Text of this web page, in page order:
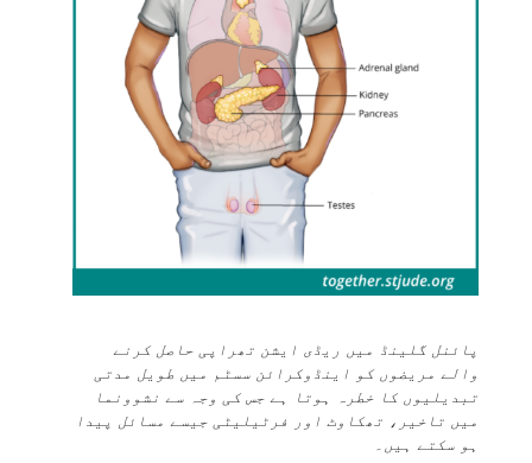
پائنل گلینڈ میں ریڈی ایشن تھراپی حاصل کرنے
والے مریضوں کو اینڈوکرائن سسٹم میں طویل مدتی
تبدیلیوں کا خطرہ ہوتا ہے جس کی وجہ سے نشوونما
میں تاخیر، تھکاوٹ اور فرٹیلیٹی جیسے مسائل پیدا
ہو سکتے ہیں۔